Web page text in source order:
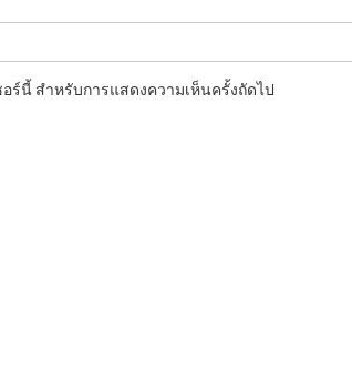
ร์นี้ สำหรับการแสดงความเห็นครั้งถัดไป